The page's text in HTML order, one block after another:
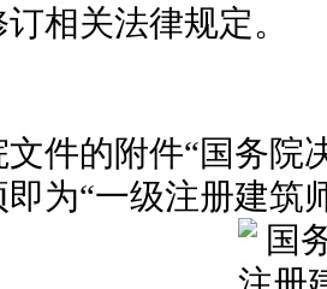
相关法律规定。
的附件“国务院
即为“一级注册建